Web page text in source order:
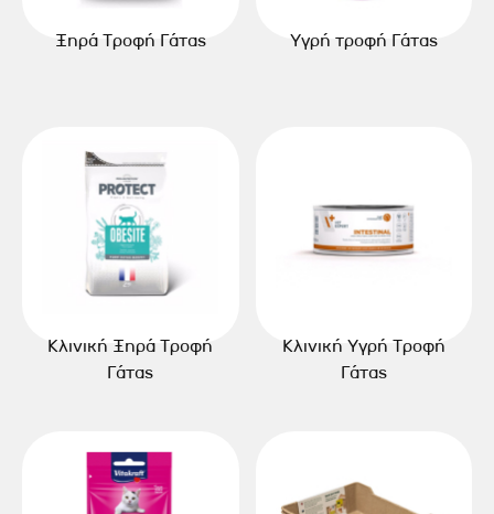
Ξηρά Τροφή Γάτας Υγρή τροφή Γάτας
Κλινική Ξηρά Τροφή
Γάτας
Κλινική Υγρή Τροφή
Γάτας